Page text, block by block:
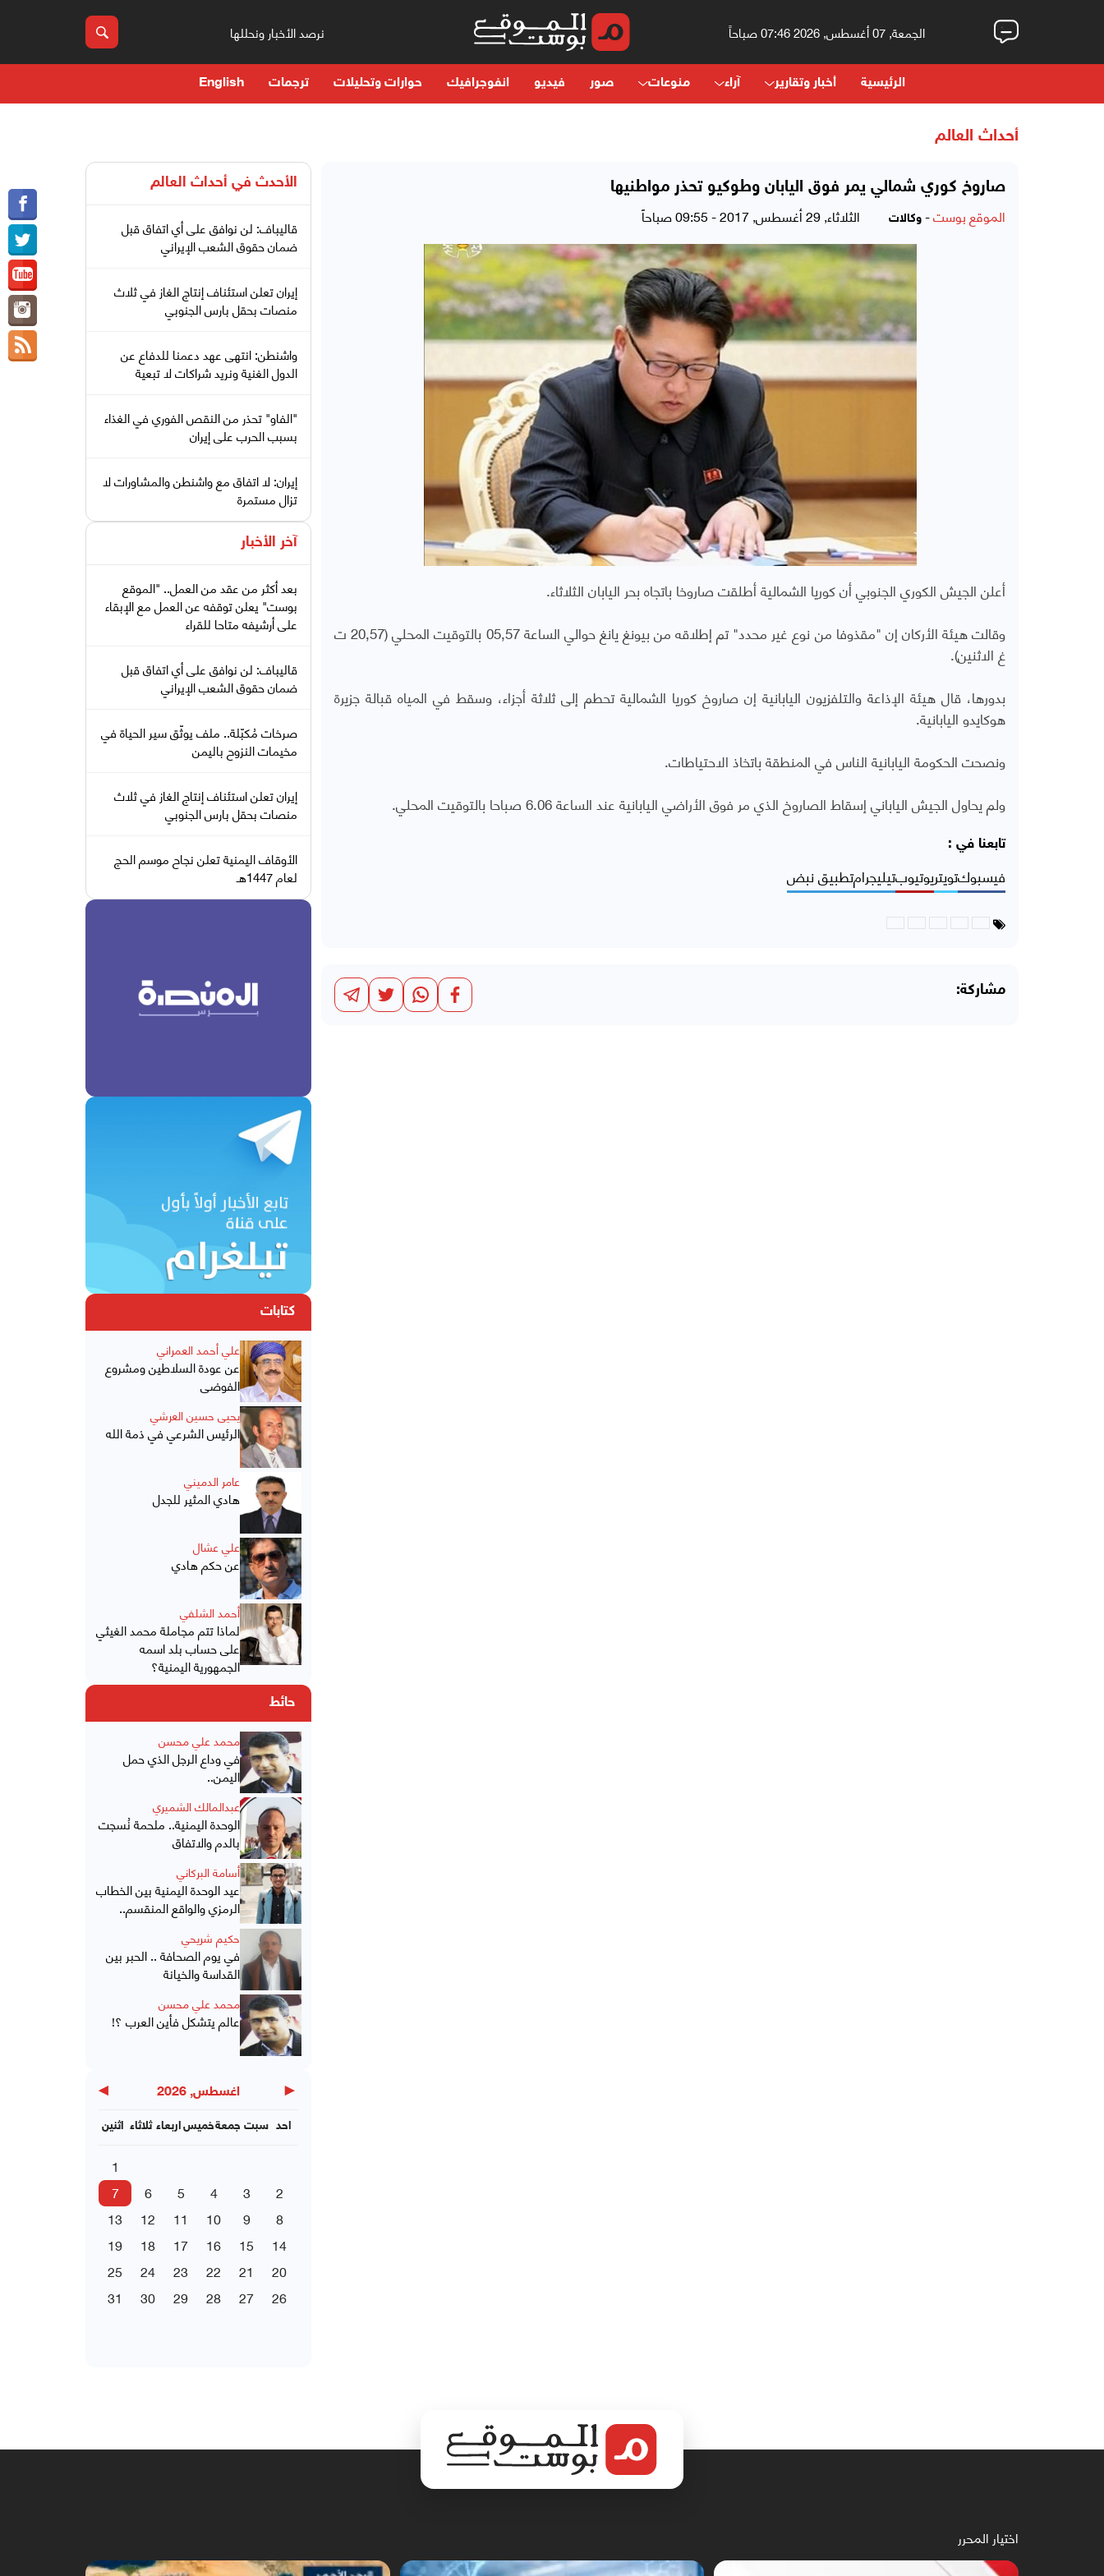
الجمعة, 07 أغسطس, 2026 07:46 صباحاً نرصد الأخبار ونحللها
الرئيسية أخبار وتقارير آراء منوعات صور فيديو انفوجرافيك حوارات وتحليلات ترجمات English
أحداث العالم
صاروخ كوري شمالي يمر فوق اليابان وطوكيو تحذر مواطنيها
الموقع بوست- وكالات الثلاثاء, 29 أغسطس, 2017 - 09:55 صباحاً
أعلن الجيش الكوري الجنوبي أن كوريا الشمالية أطلقت صاروخا باتجاه بحر اليابان الثلاثاء.
وقالت هيئة الأركان إن "مقذوفا من نوع غير محدد" تم إطلاقه من بيونغ يانغ حوالي الساعة 05,57 بالتوقيت المحلي (20,57 ت
غ الاثنين).
بدورها، قال هيئة الإذاعة والتلفزيون اليابانية إن صاروخ كوريا الشمالية تحطم إلى ثلاثة أجزاء، وسقط في المياه قبالة جزيرة
هوكايدو اليابانية.
ونصحت الحكومة اليابانية الناس في المنطقة باتخاذ الاحتياطات.
ولم يحاول الجيش الياباني إسقاط الصاروخ الذي مر فوق الأراضي اليابانية عند الساعة 6.06 صباحا بالتوقيت المحلي.
تابعنا في :
فيسبوكتويتريوتيوبتيليجرامتطبيق نبض
مشاركة:
الأحدث في أحداث العالم
قاليباف: لن نوافق على أي اتفاق قبل
ضمان حقوق الشعب الإيراني
إيران تعلن استئناف إنتاج الغاز في ثلاث
منصات بحقل بارس الجنوبي
واشنطن: انتهى عهد دعمنا للدفاع عن
الدول الغنية ونريد شراكات لا تبعية
"الفاو" تحذر من النقص الفوري في الغذاء
بسبب الحرب على إيران
إيران: لا اتفاق مع واشنطن والمشاورات لا
تزال مستمرة
آخر الأخبار
بعد أكثر من عقد من العمل.. "الموقع
بوست" يعلن توقفه عن العمل مع الإبقاء
على أرشيفه متاحا للقراء
قاليباف: لن نوافق على أي اتفاق قبل
ضمان حقوق الشعب الإيراني
صرخات مُكبّلة.. ملف يوثّق سير الحياة في
مخيمات النزوح باليمن
إيران تعلن استئناف إنتاج الغاز في ثلاث
منصات بحقل بارس الجنوبي
الأوقاف اليمنية تعلن نجاح موسم الحج
لعام 1447هـ
كتابات
علي أحمد العمراني
عن عودة السلاطين ومشروع
الفوضى
يحيى حسين العرشي
الرئيس الشرعي في ذمة الله
عامر الدميني
هادي المثير للجدل
علي عشال
عن حكم هادي
أحمد الشلفي
لماذا تتم مجاملة محمد الغيثي
على حساب بلد اسمه
الجمهورية اليمنية؟
حائط
محمد علي محسن
في وداع الرجل الذي حمل
اليمن..
عبدالمالك الشميري
الوحدة اليمنية.. ملحمة نُسجت
بالدم والاتفاق
أسامة البركاني
عيد الوحدة اليمنية بين الخطاب
الرمزي والواقع المنقسم..
حكيم شريحي
في يوم الصحافة .. الحبر بين
القداسة والخيانة
محمد علي محسن
عالم يتشكل فأين العرب ؟!
◀ اغسطس, 2026 ▶
اثنين ثلاثاء اربعاءخميسجمعة سبت احد
1
2
3
4
5
6
7
8
9
10
11
12
13
14
15
16
17
18
19
20
21
22
23
24
25
26
27
28
29
30
31
اختيار المحرر